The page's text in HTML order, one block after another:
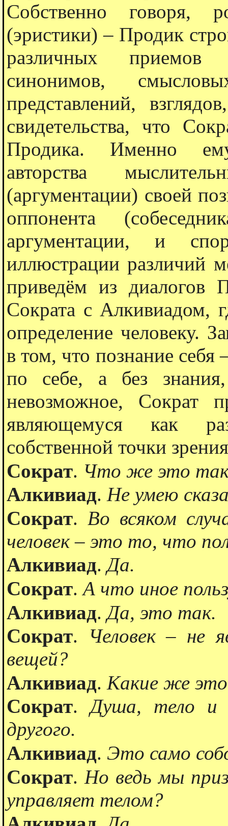
Собственно говоря,
(эристики) – Продик
различных приемов
синонимов,
представлений,
свидетельства, что
Продика. Именно
авторства
(аргументации) своей
оппонента
аргументации, и
иллюстрации различий
приведëм из диалогов
Сократа с Алкивиадом,
определение человеку.
в том, что познание себя
по себе, а без
невозможное, Сократ
являющемуся как
собственной точки
Сократ. Что же это
Алкивиад. Не умею
Сократ. Во всяком
человек – это то, что
Алкивиад.Да.
Сократ.А что иное
Алкивиад.Да, это так.
Сократ.
Человек – не
вещей?
Алкивиад. Какие же
Сократ.Душа, тело и
другого.
Алкивиад. Это само
Сократ. Но ведь мы
управляет телом?